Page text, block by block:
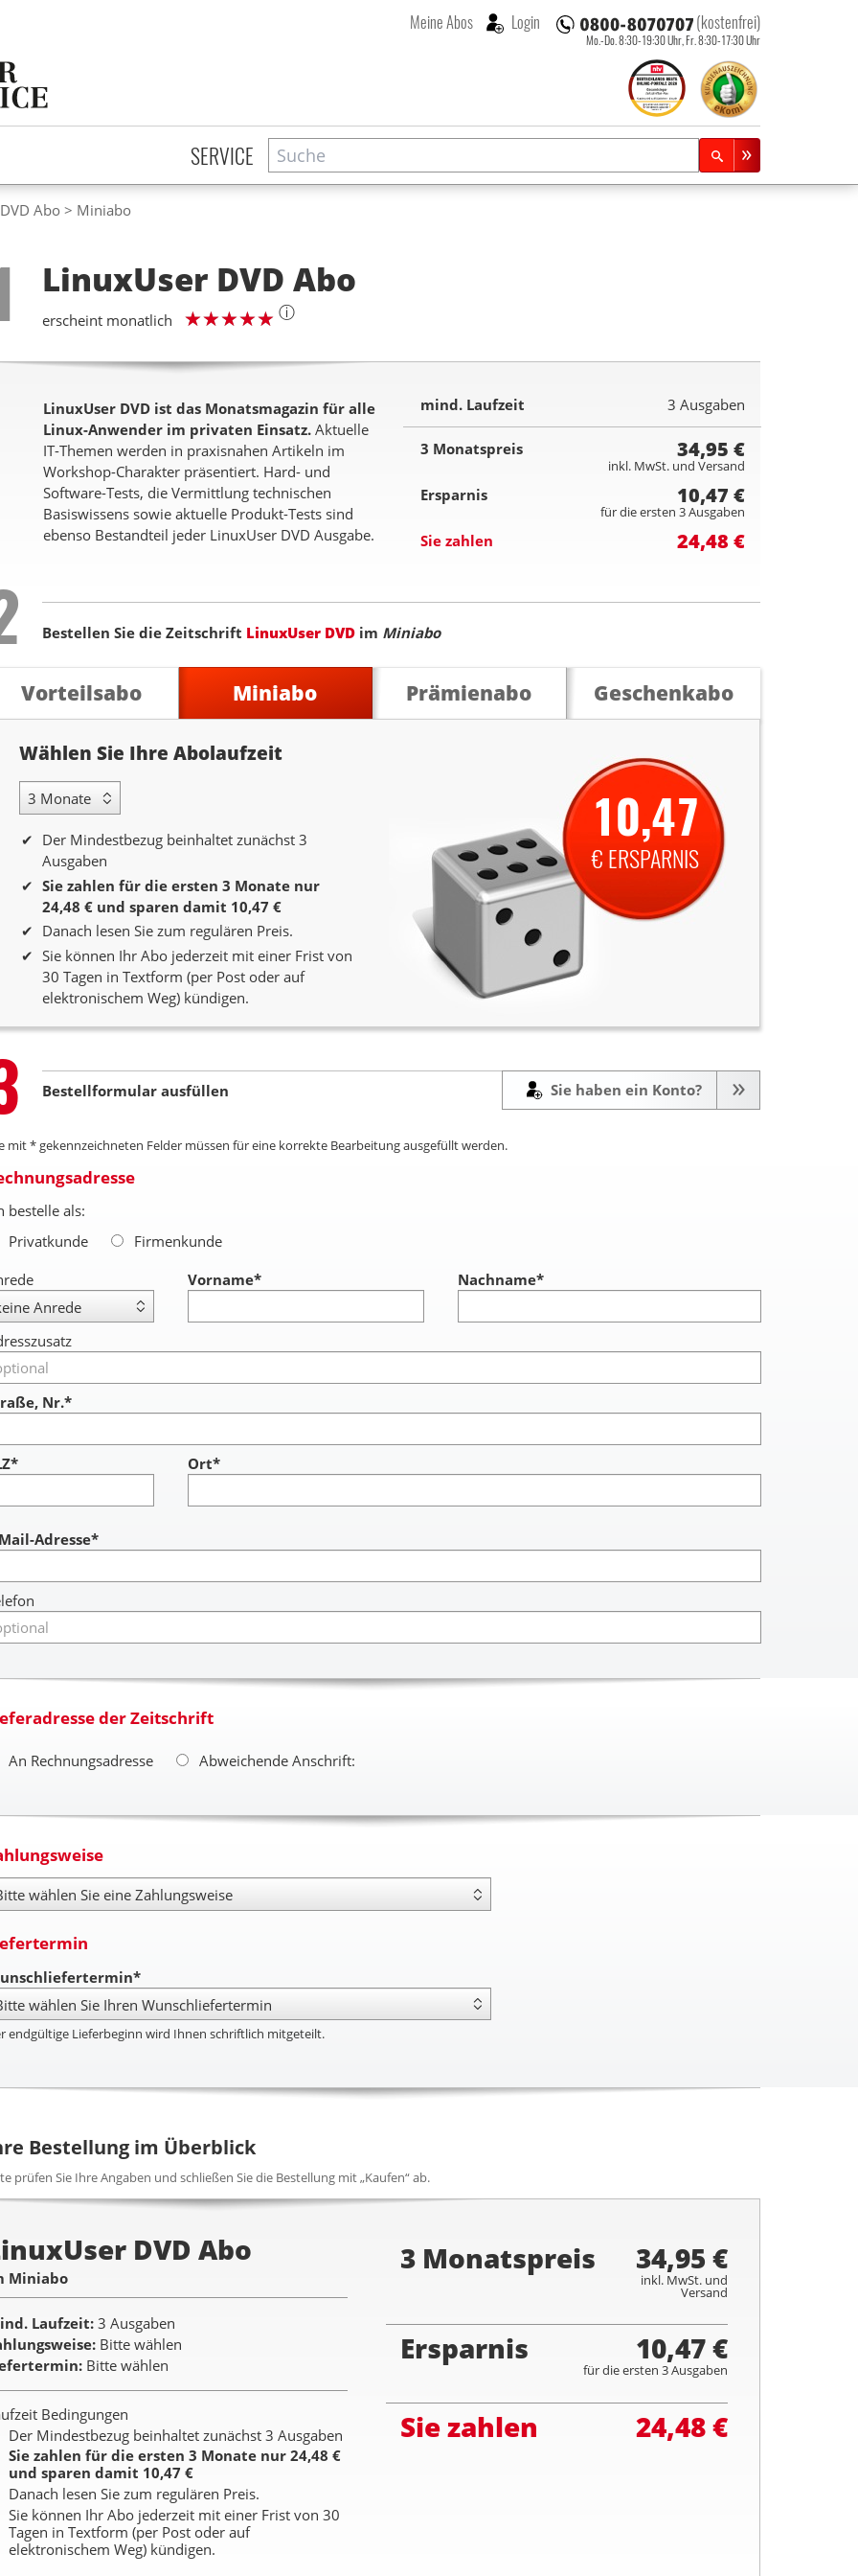
(kostenfrei)
Mo.-Do. 8:30-19:30 Uhr, Fr. 8:30-17:30 Uhr
Meine Abos Login
SERVICE Suche
Zeitschriftensuche
Abo Miniabo
LinuxUser DVD Abo
erscheint monatlich ⓘ
LinuxUser DVD ist das Monatsmagazin für alle
Linux-Anwender im privaten Einsatz. Aktuelle
IT-Themen werden in praxisnahen Artikeln im
Workshop-Charakter präsentiert. Hard- und
Software-Tests, die Vermittlung technischen
Basiswissens sowie aktuelle Produkt-Tests sind
ebenso Bestandteil jeder LinuxUser DVD Ausgabe.
mind. Laufzeit 3 Ausgaben
3 Monatspreis 34,95 €
inkl. MwSt. und Versand
Ersparnis 10,47 €
für die ersten 3 Ausgaben
Sie zahlen 24,48 €
Bestellen Sie die Zeitschrift LinuxUser DVD im Miniabo
Vorteilsabo Miniabo Prämienabo Geschenkabo
Wählen Sie Ihre Abolaufzeit
3 Monate Laufzeit
Der Mindestbezug beinhaltet zunächst 3
Ausgaben
Sie zahlen für die ersten 3 Monate nur
24,48 € und sparen damit 10,47 €
Danach lesen Sie zum regulären Preis.
Sie können Ihr Abo jederzeit mit einer Frist von
30 Tagen in Textform (per Post oder auf
elektronischem Weg) kündigen.
10,47
€ ERSPARNIS
Bestellformular ausfüllen Sie haben ein Konto?
mit * gekennzeichneten Felder müssen für eine korrekte Bearbeitung ausgefüllt werden.
bestelle als:
Privatkunde
Firmenkunde
Vorname* Nachname*
Nr.*
Ort*
Adresse*
der Zeitschrift
An Rechnungsadresse Abweichende Anschrift:
endgültige Lieferbeginn wird Ihnen schriftlich mitgeteilt.
Bestellung im Überblick
prüfen Sie Ihre Angaben und schließen Sie die Bestellung mit „Kaufen“ ab.
DVD Abo
Miniabo
Laufzeit 3 Ausgaben
Bitte wählen
Bitte wählen
Bedingungen
Der Mindestbezug beinhaltet zunächst 3 Ausgaben
Sie zahlen für die ersten 3 Monate nur 24,48 €
und sparen damit 10,47 €
Danach lesen Sie zum regulären Preis.
Sie können Ihr Abo jederzeit mit einer Frist von 30
Tagen in Textform (per Post oder auf
elektronischem Weg) kündigen.
3 Monatspreis 34,95 €
inkl. MwSt. und
Versand
Ersparnis 10,47 €
für die ersten 3 Ausgaben
Sie zahlen 24,48 €